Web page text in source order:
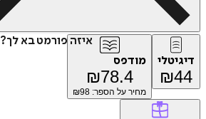
איזה פורמט בא לך?
דיגיטלי
₪44
מודפס
₪78.4
מחיר על הספר: ₪ 98